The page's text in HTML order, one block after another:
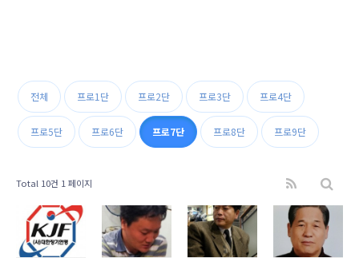
전체 프로1단 프로2단 프로3단 프로4단
프로5단 프로6단 프로7단 프로8단 프로9단
Total 10건 1 페이지